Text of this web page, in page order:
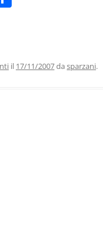
vi
il 17/11/2007da sparzani.